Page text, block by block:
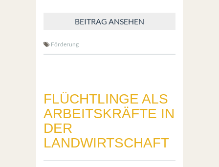
BEITRAG ANSEHEN
Förderung
FLÜCHTLINGE ALS
ARBEITSKRÄFTE IN
DER
LANDWIRTSCHAFT